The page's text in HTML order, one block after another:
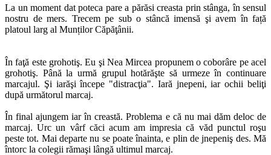
La un moment dat poteca pare a părăsi creasta prin stânga, în sensul
nostru de mers. Trecem pe sub o stâncă imensă şi avem în față
platoul larg al Munților Căpăţânii.
În faţă este grohotiş. Eu şi Nea Mircea propunem o coborâre pe acel
grohotiş. Până la urmă grupul hotărăşte să urmeze în continuare
marcajul. Şi iarăşi începe "distracţia". Iară jnepeni, iar ochii beliţi
după următorul marcaj.
În final ajungem iar în creastă. Problema e că nu mai dăm deloc de
marcaj. Urc un vârf căci acum am impresia că văd punctul roşu
peste tot. Mai departe nu se poate înainta, e plin de jnepeniş des. Mă
întorc la colegii rămaşi lângă ultimul marcaj.